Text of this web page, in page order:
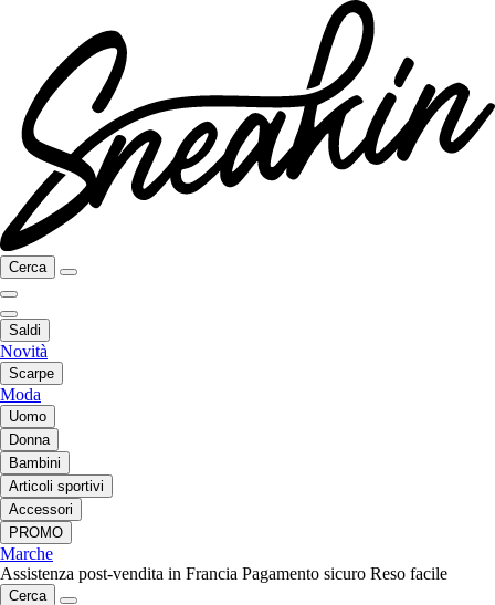
Cerca
Saldi
Novità
Scarpe
Moda
Uomo
Donna
Bambini
Articoli sportivi
Accessori
PROMO
Marche
Assistenza post-vendita in Francia Pagamento sicuro Reso facile
Cerca